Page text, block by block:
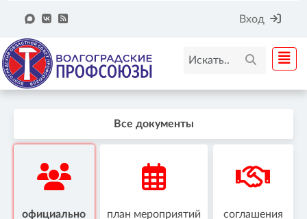
Вход
Все документы
официально план мероприятий соглашения